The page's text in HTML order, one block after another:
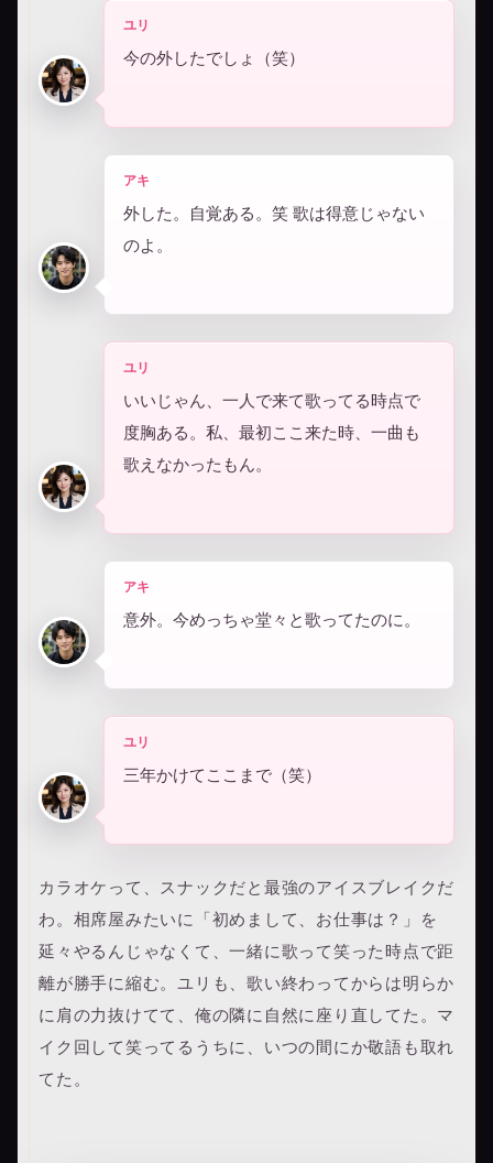
ユリ
今の外したでしょ（笑）
アキ
外した。自覚ある。笑 歌は得意じゃない
のよ。
ユリ
いいじゃん、一人で来て歌ってる時点で
度胸ある。私、最初ここ来た時、一曲も
歌えなかったもん。
アキ
意外。今めっちゃ堂々と歌ってたのに。
ユリ
三年かけてここまで（笑）
カラオケって、スナックだと最強のアイスブレイクだ
わ。相席屋みたいに「初めまして、お仕事は？」を
延々やるんじゃなくて、一緒に歌って笑った時点で距
離が勝手に縮む。ユリも、歌い終わってからは明らか
に肩の力抜けてて、俺の隣に自然に座り直してた。マ
イク回して笑ってるうちに、いつの間にか敬語も取れ
てた。